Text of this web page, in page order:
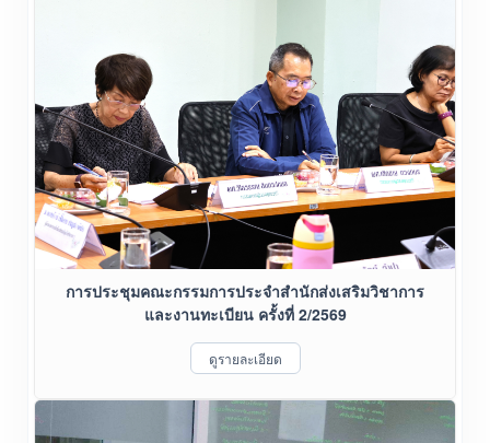
การประชุมคณะกรรมการประจำสำนักส่งเสริมวิชาการ
และงานทะเบียน ครั้งที่ 2/2569
ดูรายละเอียด